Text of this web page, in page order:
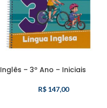
Inglês – 3º Ano – Iniciais
R$ 147,00